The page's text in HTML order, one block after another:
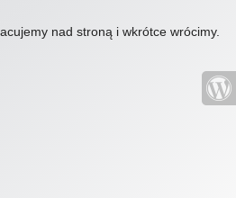
nad stroną i wkrótce wrócimy.